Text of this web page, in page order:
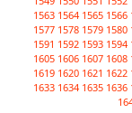
1563 1564 1565 1566
1577 1578 1579 1580
1591 1592 1593 1594
1605 1606 1607 1608
1619 1620 1621 1622
1633 1634 1635 1636